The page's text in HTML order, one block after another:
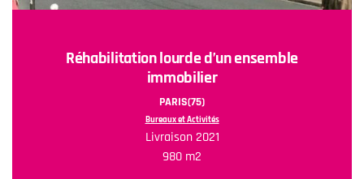
Réhabilitation lourde d’un ensemble
immobilier
PARIS(75)
Bureaux et Activités
Livraison 2021
980 m2